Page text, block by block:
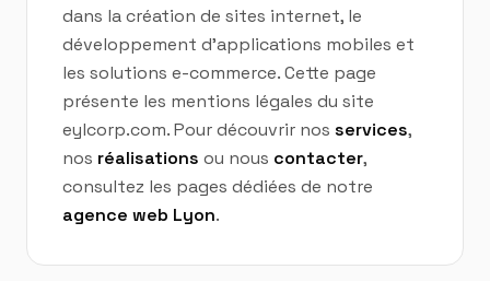
dans la création de sites internet, le
développement d'applications mobiles et
les solutions e-commerce. Cette page
présente les mentions légales du site
eylcorp.com. Pour découvrir nos services,
nos réalisations ou nous contacter,
consultez les pages dédiées de notre
agence web Lyon.